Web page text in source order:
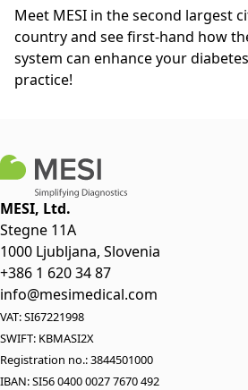
Meet MESI in the second largest
country and see first-hand how
system can enhance your
practice!
MESI, Ltd.
Stegne 11A
1000 Ljubljana, Slovenia
+386 1 620 34 87
info@mesimedical.com
VAT: SI67221998
SWIFT: KBMASI2X
Registration no.: 3844501000
IBAN: SI56 0400 0027 7670 492